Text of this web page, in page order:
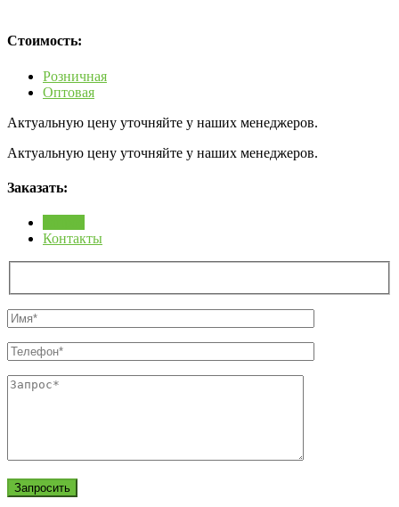
Стоимость:
Розничная
Оптовая
Актуальную цену уточняйте у наших менеджеров.
Актуальную цену уточняйте у наших менеджеров.
Заказать:
Контакты